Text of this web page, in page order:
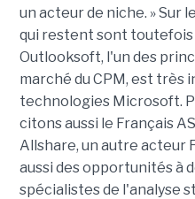
un acteur de niche. » Sur
qui restent sont toutefois
Outlooksoft, l'un des
marché du CPM, est très
technologies Microsoft.
citons aussi le Français
Allshare, un autre acteur
aussi des opportunités à
spécialistes de l'analyse